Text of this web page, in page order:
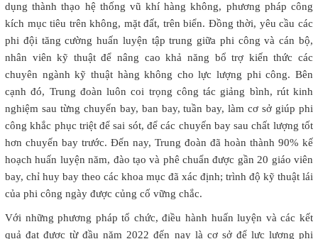
dụng thành thạo hệ thống vũ khí hàng không, phương pháp công
kích mục tiêu trên không, mặt đất, trên biển. Đồng thời, yêu cầu các
phi đội tăng cường huấn luyện tập trung giữa phi công và cán bộ,
nhân viên kỹ thuật để nâng cao khả năng bổ trợ kiến thức các
chuyên ngành kỹ thuật hàng không cho lực lượng phi công. Bên
cạnh đó, Trung đoàn luôn coi trọng công tác giảng bình, rút kinh
nghiệm sau từng chuyến bay, ban bay, tuần bay, làm cơ sở giúp phi
công khắc phục triệt để sai sót, để các chuyến bay sau chất lượng tốt
hơn chuyến bay trước. Đến nay, Trung đoàn đã hoàn thành 90% kế
hoạch huấn luyện năm, đào tạo và phê chuẩn được gần 20 giáo viên
bay, chỉ huy bay theo các khoa mục đã xác định; trình độ kỹ thuật lái
của phi công ngày được củng cố vững chắc.
Với những phương pháp tổ chức, điều hành huấn luyện và các kết
quả đạt được từ đầu năm 2022 đến nay là cơ sở để lực lượng phi